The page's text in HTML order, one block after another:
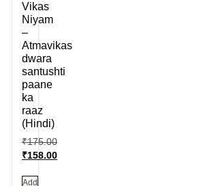
Vikas
Niyam
–
Atmavikas
dwara
santushti
paane
ka
raaz
(Hindi)
₹175.00
₹158.00
Add